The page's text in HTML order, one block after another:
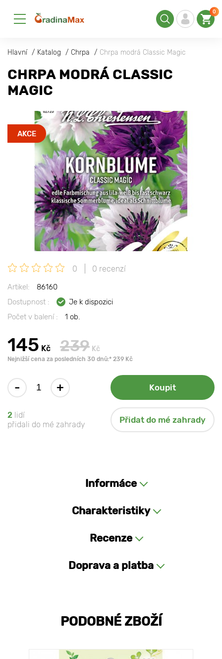
0
Hlavní Katalog Chrpa Chrpa modrá Classic Magic
CHRPA MODRÁ CLASSIC
MAGIC
AKCE
0 0 recenzí
Artikel:
86160
Dostupnost :
Je k dispozici
Počet v balení :
1 ob.
145 Kč 239 Kč
Nejnižší cena za posledních 30 dnů:* 239 Kč
- + Koupit
2 lidí
přidali do mé zahrady
Přidat do mé zahrady
Informáce
Charakteristiky
Recenze
Doprava a platba
PODOBNÉ ZBOŽÍ